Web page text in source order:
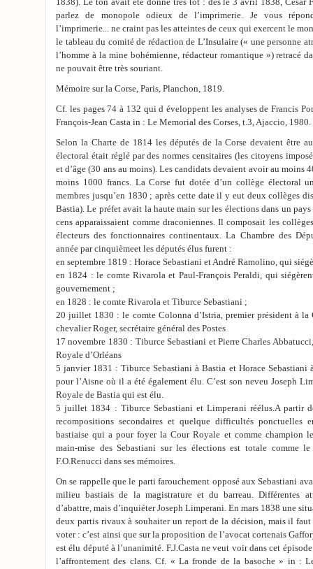
1838). Le ton avait été donné très tôt : dès le 3 avril 1838, César
parlez de monopole odieux de l’imprimerie. Je vous
l’imprimerie... ne craint pas les atteintes de ceux qui exercent le
le tableau du comité de rédaction de L’Insulaire (« une personne
l’homme à la mine bohémienne, rédacteur romantique ») retracé
ne pouvait être très souriant.
Mémoire sur la Corse, Paris, Planchon, 1819.
Cf. les pages 74 à 132 qui d éveloppent les analyses de Francis
François-Jean Casta in : Le Memorial des Corses, t.3, Ajaccio, 1980.
Selon la Charte de 1814 les députés de la Corse devaient être
électoral était réglé par des normes censitaires (les citoyens
et d’âge (30 ans au moins). Les candidats devaient avoir au moins
moins 1000 francs. La Corse fut dotée d’un collège électoral
membres jusqu’en 1830 ; après cette date il y eut deux collèges
Bastia). Le préfet avait la haute main sur les élections dans un
cens apparaissaient comme draconiennes. Il composait les
électeurs des fonctionnaires continentaux. La Chambre des
année par cinquièmeet les députés élus furent :
en septembre 1819 : Horace Sebastiani et André Ramolino, qui
en 1824 : le comte Rivarola et Paul-François Peraldi, qui
gouvernement ;
en 1828 : le comte Rivarola et Tiburce Sebastiani ;
20 juillet 1830 : le comte Colonna d’Istria, premier président à la
chevalier Roger, secrétaire général des Postes
17 novembre 1830 : Tiburce Sebastiani et Pierre Charles
Royale d’Orléans
5 janvier 1831 : Tiburce Sebastiani à Bastia et Horace Sebastiani
pour l’Aisne où il a été également élu. C’est son neveu Joseph
Royale de Bastia qui est élu.
5 juillet 1834 : Tiburce Sebastiani et Limperani réélus.A partir
recompositions secondaires et quelque difficultés ponctuelles
bastiaise qui a pour foyer la Cour Royale et comme champion
main-mise des Sebastiani sur les élections est totale comme
F.O.Renucci dans ses mémoires.
On se rappelle que le parti farouchement opposé aux Sebastiani
milieu bastiais de la magistrature et du barreau. Différentes
d’abattre, mais d’inquiéter Joseph Limperani. En mars 1838 une
deux partis rivaux à souhaiter un report de la décision, mais il
voter : c’est ainsi que sur la proposition de l’avocat cortenais
est élu député à l’unanimité. F.J.Casta ne veut voir dans cet
l’affrontement des clans. Cf. « La fronde de la basoche » in :